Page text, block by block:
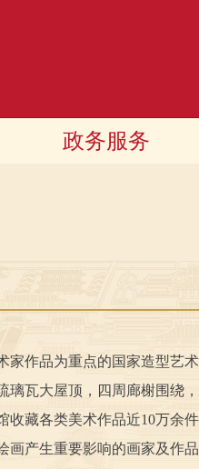
政务服务
品为重点的国家造型艺术
瓦大屋顶，四周廊榭围绕
收藏各类美术作品近10万
画产生重要影响的画家及